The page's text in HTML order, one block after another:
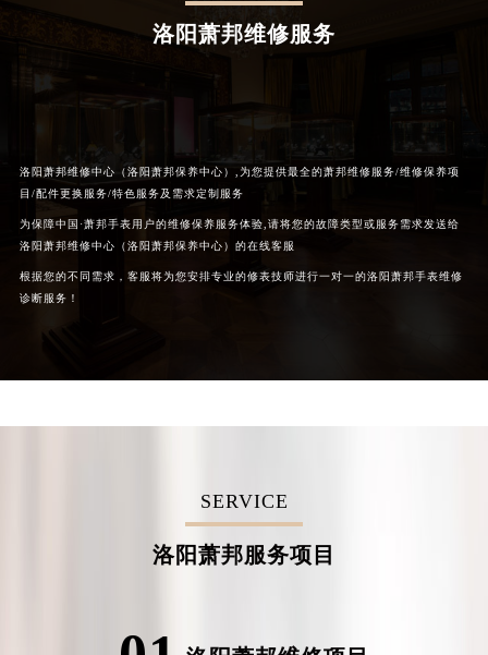
洛阳萧邦维修服务
洛阳萧邦维修中心（洛阳萧邦保养中心）,为您提供最全的萧邦维修服务/维修保养项
目/配件更换服务/特色服务及需求定制服务
为保障中国·萧邦手表用户的维修保养服务体验,请将您的故障类型或服务需求发送给
洛阳萧邦维修中心（洛阳萧邦保养中心）的在线客服
根据您的不同需求，客服将为您安排专业的修表技师进行一对一的洛阳萧邦手表维修
诊断服务！
SERVICE
洛阳萧邦服务项目